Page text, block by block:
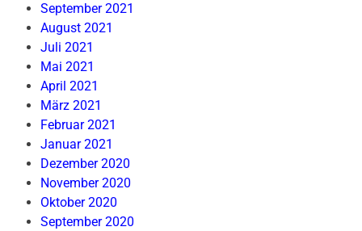
September 2021
August 2021
Juli 2021
Mai 2021
April 2021
März 2021
Februar 2021
Januar 2021
Dezember 2020
November 2020
Oktober 2020
September 2020